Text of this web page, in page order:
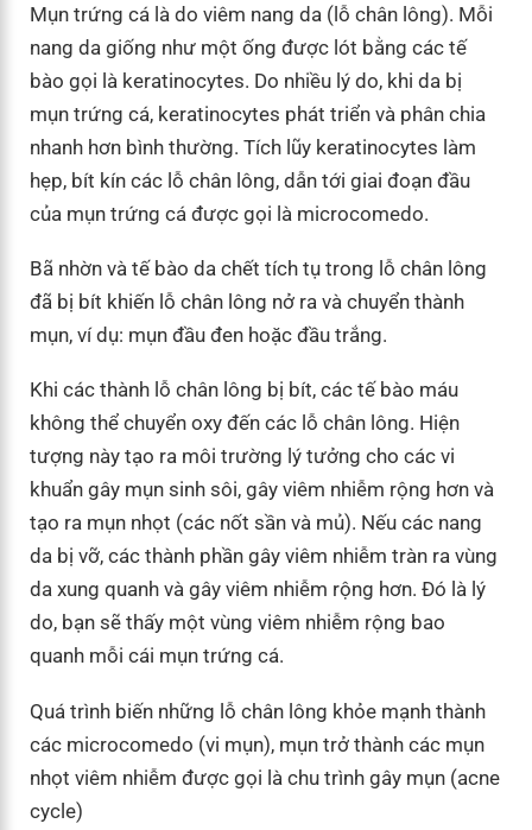
Mụn trứng cá là do viêm nang da (lỗ chân lông). Mỗi
nang da giống như một ống được lót bằng các tế
bào gọi là keratinocytes. Do nhiều lý do, khi da bị
mụn trứng cá, keratinocytes phát triển và phân chia
nhanh hơn bình thường. Tích lũy keratinocytes làm
hẹp, bít kín các lỗ chân lông, dẫn tới giai đoạn đầu
của mụn trứng cá được gọi là microcomedo.
Bã nhờn và tế bào da chết tích tụ trong lỗ chân lông
đã bị bít khiến lỗ chân lông nở ra và chuyển thành
mụn, ví dụ: mụn đầu đen hoặc đầu trắng.
Khi các thành lỗ chân lông bị bít, các tế bào máu
không thể chuyển oxy đến các lỗ chân lông. Hiện
tượng này tạo ra môi trường lý tưởng cho các vi
khuẩn gây mụn sinh sôi, gây viêm nhiễm rộng hơn và
tạo ra mụn nhọt (các nốt sần và mủ). Nếu các nang
da bị vỡ, các thành phần gây viêm nhiễm tràn ra vùng
da xung quanh và gây viêm nhiễm rộng hơn. Đó là lý
do, bạn sẽ thấy một vùng viêm nhiễm rộng bao
quanh mỗi cái mụn trứng cá.
Quá trình biến những lỗ chân lông khỏe mạnh thành
các microcomedo (vi mụn), mụn trở thành các mụn
nhọt viêm nhiễm được gọi là chu trình gây mụn (acne
cycle)